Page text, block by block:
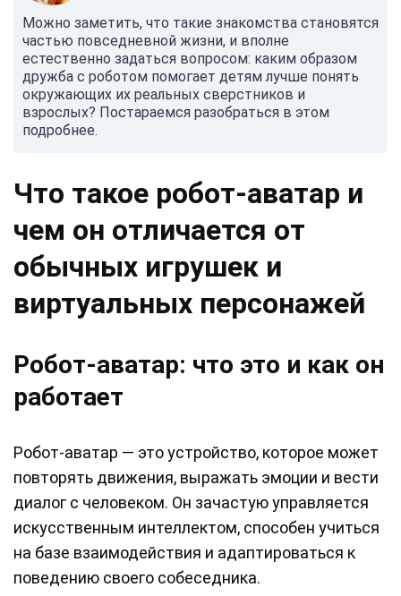
Можно заметить, что такие знакомства становятся
частью повседневной жизни, и вполне
естественно задаться вопросом: каким образом
дружба с роботом помогает детям лучше понять
окружающих их реальных сверстников и
взрослых? Постараемся разобраться в этом
подробнее.
Что такое робот-аватар и
чем он отличается от
обычных игрушек и
виртуальных персонажей
Робот-аватар: что это и как он
работает
Робот-аватар — это устройство, которое может
повторять движения, выражать эмоции и вести
диалог с человеком. Он зачастую управляется
искусственным интеллектом, способен учиться
на базе взаимодействия и адаптироваться к
поведению своего собеседника.